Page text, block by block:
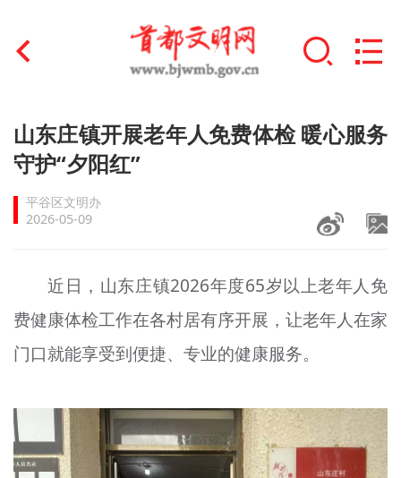
首页
文明创建
文明实践
未成年人思想道德建设
榜样人物
+
文明评论
北京宣传文化引导基金
山东庄镇开展老年人免费体检 暖心服务
守护“夕阳红”
平谷区文明办
2026-05-09
近日，山东庄镇2026年度65岁以上老年人免
费健康体检工作在各村居有序开展，让老年人在家
门口就能享受到便捷、专业的健康服务。